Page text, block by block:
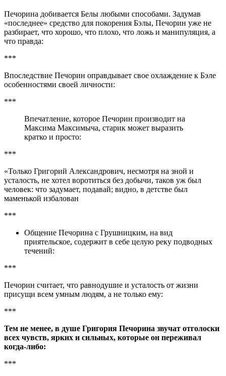
Печорина добивается Белы любыми способами. Задумав
«последнее» средство для покорения Бэлы, Печорин уже не
разбирает, что хорошо, что плохо, что ложь и манипуляция, а
что правда:
***
Впоследствие Печорин оправдывает свое охлаждение к Бэле
особенностями своей личности:
***
Впечатление, которое Печорин производит на
Максима Максимыча, старик может выразить
кратко и просто:
***
«Только Григорий Александрович, несмотря на зной и
усталость, не хотел воротиться без добычи, таков уж был
человек: что задумает, подавай; видно, в детстве был
маменькой избалован
***
Общение Печорина с Грушницким, на вид
приятельское, содержит в себе целую реку подводных
течений:
***
Печорин считает, что равнодушие и усталость от жизни
присущи всем умным людям, а не только ему:
***
Тем не менее, в душе Григория Печорина звучат отголоски
всех чувств, ярких и сильных, которые он переживал
когда-либо:
***